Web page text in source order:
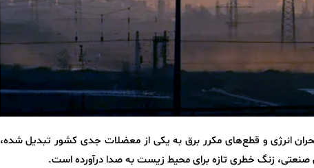
انرژی و قطع‌های مکرر برق به یکی از معضلات جدی کشور تبدیل شده،
صنعتی، زنگ خطری تازه برای محیط زیست به صدا درآورده است.